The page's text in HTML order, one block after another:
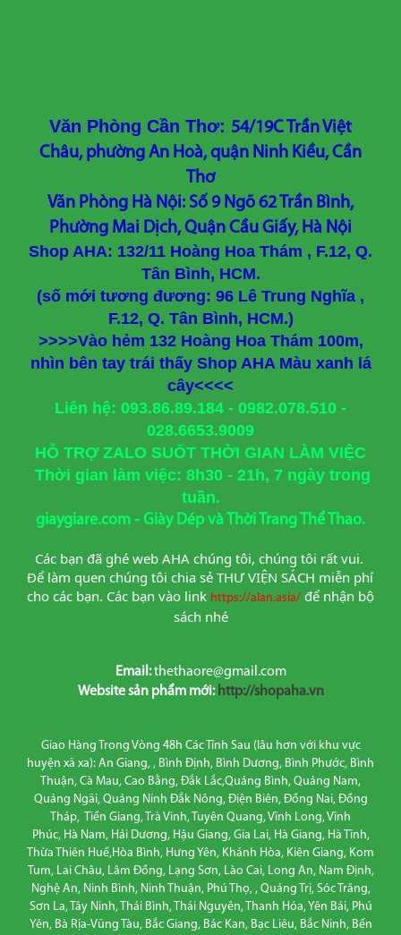
Văn Phòng Cần Thơ: 54/19C Trần Việt
Châu, phường An Hoà, quận Ninh Kiều, Cần
Thơ
Văn Phòng Hà Nội: Số 9 Ngõ 62 Trần Bình,
Phường Mai Dịch, Quận Cầu Giấy, Hà Nội
Shop AHA: 132/11 Hoàng Hoa Thám , F.12, Q.
Tân Bình, HCM.
(số mới tương đương: 96 Lê Trung Nghĩa ,
F.12, Q. Tân Bình, HCM.)
>>>>Vào hẻm 132 Hoàng Hoa Thám 100m,
nhìn bên tay trái thấy Shop AHA Màu xanh lá
cây<<<<
Liên hệ: 093.86.89.184 - 0982.078.510 -
028.6653.9009
HỖ TRỢ ZALO SUỐT THỜI GIAN LÀM VIỆC
Thời gian làm việc: 8h30 - 21h, 7 ngày trong
tuần.
giaygiare.com - Giày Dép và Thời Trang Thể Thao.
Các bạn đã ghé web AHA chúng tôi, chúng tôi rất vui.
Để làm quen chúng tôi chia sẻ THƯ VIỆN SÁCH miễn phí
cho các bạn. Các bạn vào link https://alan.asia/ để nhận bộ
sách nhé
Email:thethaore@gmail.com
Website sản phẩm mới: http://shopaha.vn
Giao Hàng Trong Vòng 48h Các Tỉnh Sau (lâu hơn với khu vực
huyện xã xa): An Giang, , Bình Định, Bình Dương, Bình Phước, Bình
Thuận, Cà Mau, Cao Bằng, Đắk Lắc,Quảng Bình, Quảng Nam,
Quảng Ngãi, Quảng Ninh Đắk Nông, Điện Biên, Đồng Nai, Đồng
Tháp, Tiền Giang, Trà Vinh, Tuyên Quang, Vĩnh Long, Vĩnh
Phúc, Hà Nam, Hải Dương, Hậu Giang, Gia Lai, Hà Giang, Hà Tĩnh,
Thừa Thiên Huế,Hòa Bình, Hưng Yên, Khánh Hòa, Kiên Giang, Kom
Tum, Lai Châu, Lâm Đồng, Lạng Sơn, Lào Cai, Long An, Nam Định,
Nghệ An, Ninh Bình, Ninh Thuận, Phú Thọ, , Quảng Trị, Sóc Trăng,
Sơn La, Tây Ninh, Thái Bình, Thái Nguyên, Thanh Hóa, Yên Bái, Phú
Yên, Bà Rịa-Vũng Tàu, Bắc Giang, Bác Kan, Bạc Liêu, Bắc Ninh, Bến